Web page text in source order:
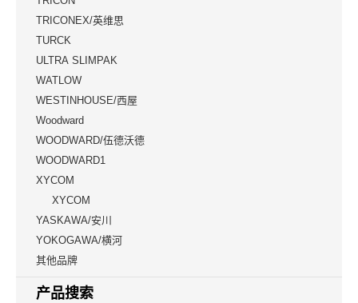
TRICONEX/英维思
TURCK
ULTRA SLIMPAK
WATLOW
WESTINHOUSE/西屋
Woodward
WOODWARD/伍德沃德
WOODWARD1
XYCOM
XYCOM
YASKAWA/安川
YOKOGAWA/横河
其他品牌
产品搜索